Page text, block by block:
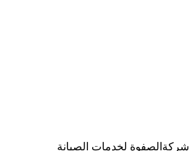
شركةالصفوة لخدمات الصيانة